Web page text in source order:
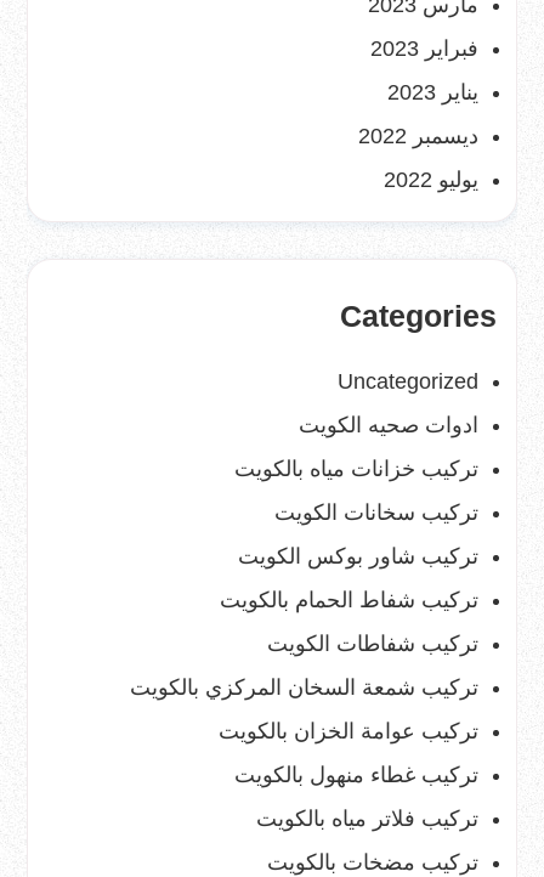
مارس 2023
فبراير 2023
يناير 2023
ديسمبر 2022
يوليو 2022
Categories
Uncategorized
ادوات صحيه الكويت
تركيب خزانات مياه بالكويت
تركيب سخانات الكويت
تركيب شاور بوكس الكويت
تركيب شفاط الحمام بالكويت
تركيب شفاطات الكويت
تركيب شمعة السخان المركزي بالكويت
تركيب عوامة الخزان بالكويت
تركيب غطاء منهول بالكويت
تركيب فلاتر مياه بالكويت
تركيب مضخات بالكويت